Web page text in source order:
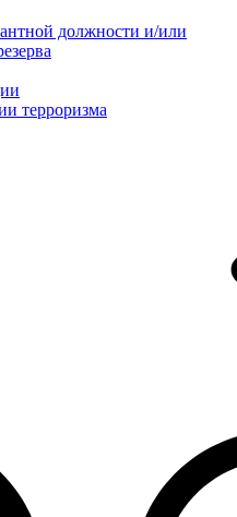
должности и/или
терроризма